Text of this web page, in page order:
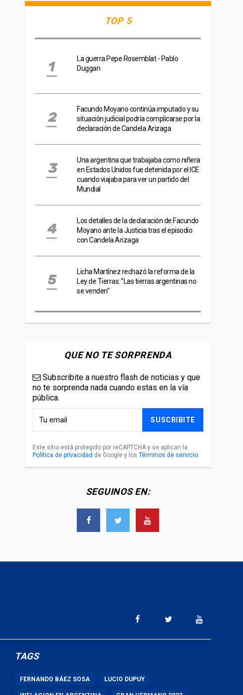
TOP 5
La guerra Pepe Rosemblat - Pablo
Duggan
Facundo Moyano continúa imputado y su
situación judicial podría complicarse por la
declaración de Candela Arizaga
Una argentina que trabajaba como niñera
en Estados Unidos fue detenida por el ICE
cuando viajaba para ver un partido del
Mundial
Los detalles de la declaración de Facundo
Moyano ante la Justicia tras el episodio
con Candela Arizaga
Licha Martínez rechazó la reforma de la
Ley de Tierras: "Las tierras argentinas no
se venden"
QUE NO TE SORPRENDA
Subscribite a nuestro flash de noticias y que
no te sorprenda nada cuando estas en la vía
pública.
SUSCRIBITE
Este sitio está protegido por reCAPTCHA y se aplican la
Política de privacidad de Google y los Términos de servicio.
SEGUINOS EN:
TAGS
FERNANDO BÁEZ SOSA LUCIO DUPUY